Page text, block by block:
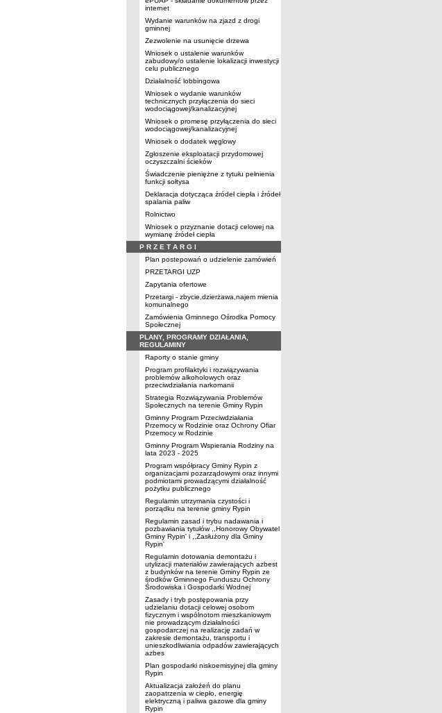
internet
Wydanie warunków na zjazd z drogi
gminnej
Zezwolenie na usunięcie drzewa
Wniosek o ustalenie warunków
zabudowy/o ustalenie lokalizacji inwestycji
celu publicznego
Działalność lobbingowa
Wniosek o wydanie warunków
technicznych przyłączenia do sieci
wodociągowej/kanalizacyjnej
Wniosek o promesę przyłączenia do sieci
wodociągowej/kanalizacyjnej
Wniosek o dodatek węglowy
Zgłoszenie eksploatacji przydomowej
oczyszczalni ścieków
Świadczenie pieniężne z tytułu pełnienia
funkcji sołtysa
Deklaracja dotycząca źródeł ciepła i źródeł
spalania paliw
Rolnictwo
Wniosek o przyznanie dotacji celowej na
wymianę źródeł ciepła
P R Z E T A R G I
Plan postepowań o udzielenie zamówień
PRZETARGI UZP
Zapytania ofertowe
Przetargi - zbycie,dzierżawa,najem mienia
komunalnego
Zamówienia Gminnego Ośrodka Pomocy
Społecznej
PLANY, PROGRAMY DZIAŁANIA,
REGULAMINY
Raporty o stanie gminy
Program profilaktyki i rozwiązywania
problemów alkoholowych oraz
przeciwdziałania narkomanii
Strategia Rozwiązywania Problemów
Społecznych na terenie Gminy Rypin
Gminny Program Przeciwdziałania
Przemocy w Rodzinie oraz Ochrony Ofiar
Przemocy w Rodzinie
Gminny Program Wspierania Rodziny na
lata 2023 - 2025
Program współpracy Gminy Rypin z
organizacjami pozarządowymi oraz innymi
podmiotami prowadzącymi działalność
pożytku publicznego
Regulamin utrzymania czystości i
porządku na terenie gminy Rypin
Regulamin zasad i trybu nadawania i
pozbawiania tytułów ,,Honorowy Obywatel
Gminy Rypin' i ,,Zasłużony dla Gminy
Rypin'
Regulamin dotowania demontażu i
utylizacji materiałów zawierających azbest
z budynków na terenie Gminy Rypin ze
środków Gminnego Funduszu Ochrony
Środowiska i Gospodarki Wodnej
Zasady i tryb postępowania przy
udzielaniu dotacji celowej osobom
fizycznym i wspólnotom mieszkaniowym
nie prowadzącym działalności
gospodarczej na realizację zadań w
zakresie demontażu, transportu i
unieszkodliwiania odpadów zawierających
azbes
Plan gospodarki niskoemisyjnej dla gminy
Rypin
Aktualizacja założeń do planu
zaopatrzenia w ciepło, energię
elektryczną i paliwa gazowe dla gminy
Rypin